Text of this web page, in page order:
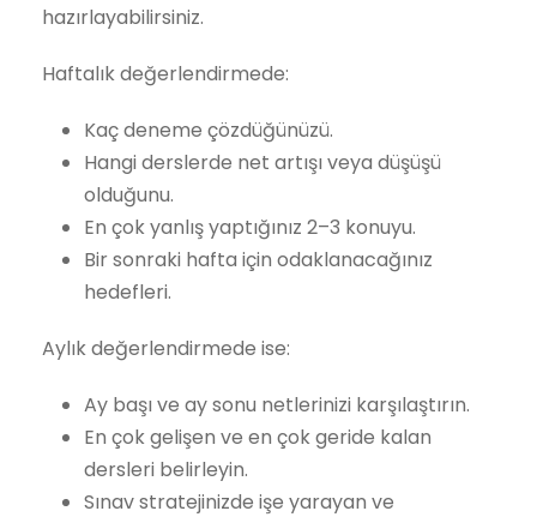
hazırlayabilirsiniz.
Haftalık değerlendirmede:
Kaç deneme çözdüğünüzü.
Hangi derslerde net artışı veya düşüşü
olduğunu.
En çok yanlış yaptığınız 2–3 konuyu.
Bir sonraki hafta için odaklanacağınız
hedefleri.
Aylık değerlendirmede ise:
Ay başı ve ay sonu netlerinizi karşılaştırın.
En çok gelişen ve en çok geride kalan
dersleri belirleyin.
Sınav stratejinizde işe yarayan ve